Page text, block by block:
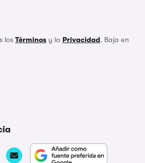
los Términos y la Privacidad. Baja en